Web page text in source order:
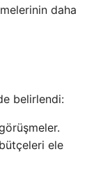
daha
belirlendi:
bütçeleri ele